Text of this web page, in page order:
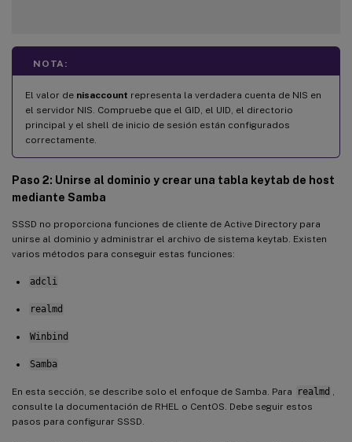
NOTA:
El valor de nisaccount representa la verdadera cuenta de NIS en
el servidor NIS. Compruebe que el GID, el UID, el directorio
principal y el shell de inicio de sesión están configurados
correctamente.
Paso 2: Unirse al dominio y crear una tabla keytab de host
mediante Samba
SSSD no proporciona funciones de cliente de Active Directory para
unirse al dominio y administrar el archivo de sistema keytab. Existen
varios métodos para conseguir estas funciones:
adcli
realmd
Winbind
Samba
En esta sección, se describe solo el enfoque de Samba. Para realmd
consulte la documentación de RHEL o CentOS. Debe seguir estos
pasos para configurar SSSD.